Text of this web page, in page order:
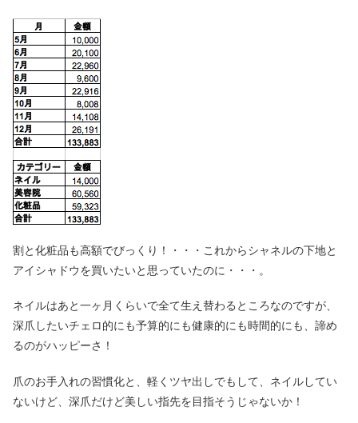
割と化粧品も高額でびっくり！・・・これからシャネルの下地と
アイシャドウを買いたいと思っていたのに・・・。
ネイルはあと一ヶ月くらいで全て生え替わるところなのですが、
深爪したいチェロ的にも予算的にも健康的にも時間的にも、諦め
るのがハッピーさ！
爪のお手入れの習慣化と、軽くツヤ出しでもして、ネイルしてい
ないけど、深爪だけど美しい指先を目指そうじゃないか！